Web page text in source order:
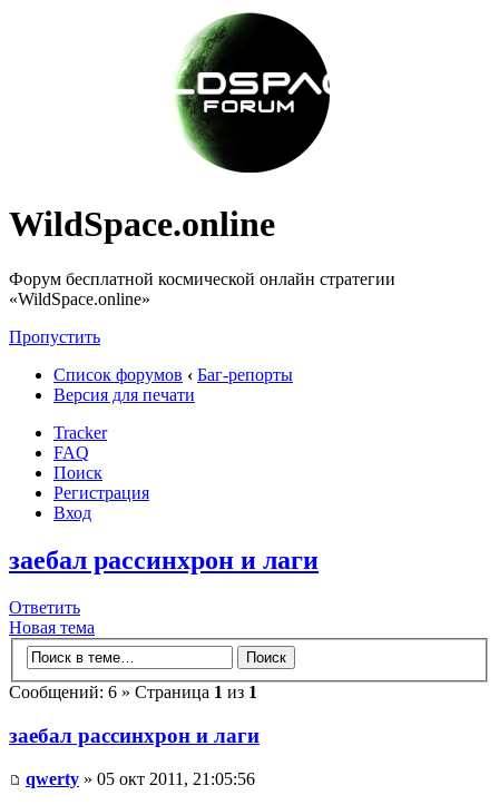
WildSpace.online
Форум бесплатной космической онлайн стратегии
«WildSpace.online»
Пропустить
Список форумов ‹ Баг-репорты
Версия для печати
Tracker
FAQ
Поиск
Регистрация
Вход
заебал рассинхрон и лаги
Ответить
Новая тема
Сообщений: 6 » Страница 1 из 1
заебал рассинхрон и лаги
qwerty » 05 окт 2011, 21:05:56